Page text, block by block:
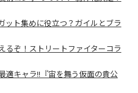
ット集めに役立つ？ガイルとブラ
るぞ！ストリートファイターコラ
適キャラ!!『宙を舞う仮面の貴公